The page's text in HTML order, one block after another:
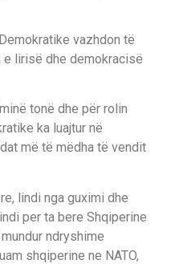
vazhdon të
e lirisë dhe demokracisë
tonë dhe për rolin
ka luajtur në
më të mëdha të vendit
lindi nga guximi dhe
per ta bere Shqiperine
ndryshime
shqiperine ne NATO,